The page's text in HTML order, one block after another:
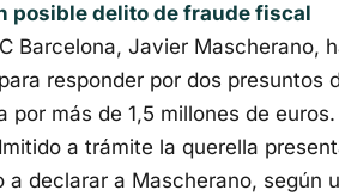
posible delito de fraude fiscal
Barcelona, Javier Mascherano,
responder por dos presuntos
por más de 1,5 millones de
a trámite la querella
a declarar a Mascherano, según